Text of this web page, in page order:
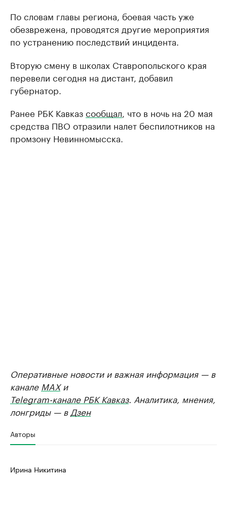
По словам главы региона, боевая часть уже
обезврежена, проводятся другие мероприятия
по устранению последствий инцидента.
Вторую смену в школах Ставропольского края
перевели сегодня на дистант, добавил
губернатор.
Ранее РБК Кавказсообщал , что в ночь на 20 мая
средства ПВО отразили налет беспилотников на
промзону Невинномысска.
Оперативные новости и важная информация — в
канале MAXи
Telegram-канале РБК Кавказ. Аналитика, мнения,
лонгриды — в Дзен
Авторы
Ирина Никитина